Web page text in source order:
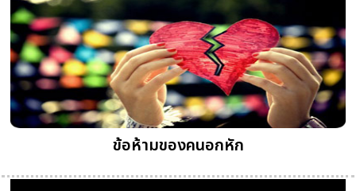
ข้อห้ามของคนอกหัก